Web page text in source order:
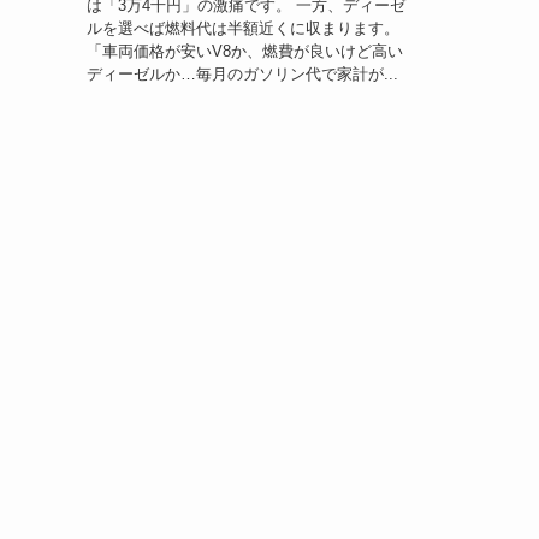
は「3万4千円」の激痛です。 一方、ディーゼ
ルを選べば燃料代は半額近くに収まります。
「車両価格が安いV8か、燃費が良いけど高い
ディーゼルか…毎月のガソリン代で家計が...